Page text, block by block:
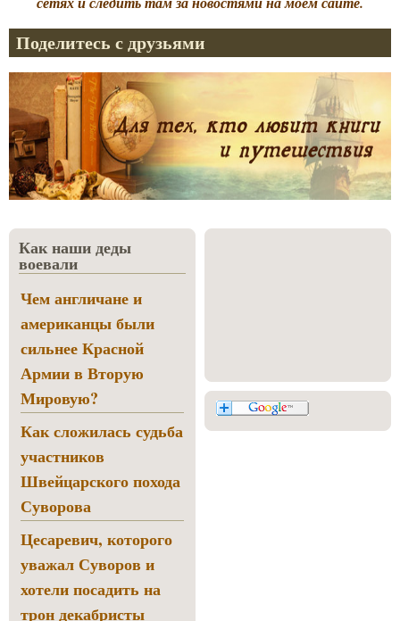
Поделитесь с друзьями
Как наши деды
воевали
Чем англичане и
американцы были
сильнее Красной
Армии в Вторую
Мировую?
Как сложилась судьба
участников
Швейцарского похода
Суворова
Цесаревич, которого
уважал Суворов и
хотели посадить на
трон декабристы